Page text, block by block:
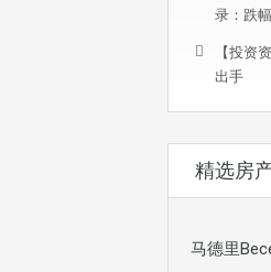
录：跌
【投资
出手
精选房
马德里